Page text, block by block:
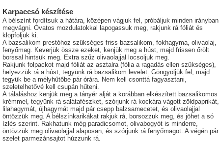
Karpaccsó készítése
A bélszínt fordítsuk a hátára, középen vágjuk fel, próbáljuk minden irányban
megvágni. Óvatos mozdulatokkal lapogassuk meg, rakjunk rá fóliát és
klopfoljuk ki.
A bazsalikom prestóhoz szükséges friss bazsalikom, fokhagyma, olivaolaj,
fenyőmag. Keverjük össze ezeket, kenjük meg a húst, majd frissen őrölt
borssal hintsük meg. Extra szűz olivaolajjal locsoljuk meg.
Rakjunk folpackot majd fóliát az asztalra (fólia a ragadás ellen szükséges),
helyezzük rá a húst, tegyünk rá bazsalikom levelet. Göngyöljük fel, majd
tegyük be a mélyhűtőbe pár órára. Nem kell csonttá fagyasztani,
szeletelhetővé kell csupán hűteni.
A tálaláshoz kenjük meg a tányér alját a korábban elkészített bazsalikomos
krémmel, tegyünk rá salátafészket, szórjunk rá kockára vágott zöldpaprikát,
lilahagymát, újhagymát majd pár csepp balzsamecetet, és olivaolajjal
öntözzük meg. A bélszínkarikákat rakjuk rá, borsozzuk meg, és jöhet a só
ízlés szerint. Rakhatunk még paradicsomot, olivabogyót is minderre,
öntözzük meg olivaolajjal alaposan, és szórjunk rá fenyőmagot. A végén pár
szelet parmezánsajtot húzzunk rá.